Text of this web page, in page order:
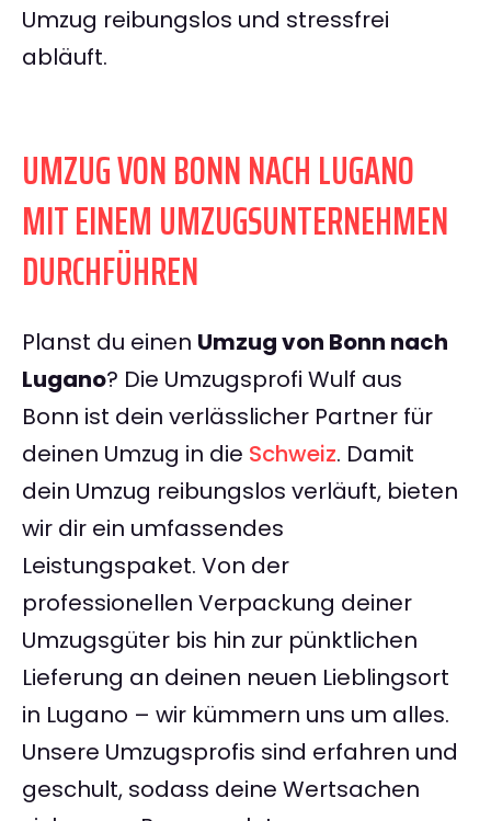
Umzug reibungslos und stressfrei
abläuft.
UMZUG VON BONN NACH LUGANO
MIT EINEM UMZUGSUNTERNEHMEN
DURCHFÜHREN
Planst du einen Umzug von Bonn nach
Lugano? Die Umzugsprofi Wulf aus
Bonn ist dein verlässlicher Partner für
deinen Umzug in die Schweiz. Damit
dein Umzug reibungslos verläuft, bieten
wir dir ein umfassendes
Leistungspaket. Von der
professionellen Verpackung deiner
Umzugsgüter bis hin zur pünktlichen
Lieferung an deinen neuen Lieblingsort
in Lugano – wir kümmern uns um alles.
Unsere Umzugsprofis sind erfahren und
geschult, sodass deine Wertsachen